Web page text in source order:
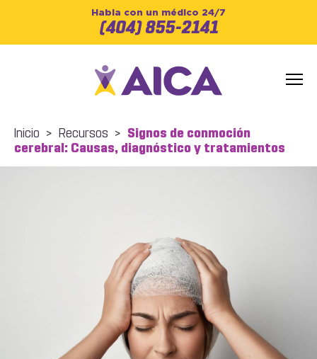
Habla con un médico 24/7
(404) 855-2141
Inicio > Recursos > Signos de conmoción
cerebral: Causas, diagnóstico y tratamientos